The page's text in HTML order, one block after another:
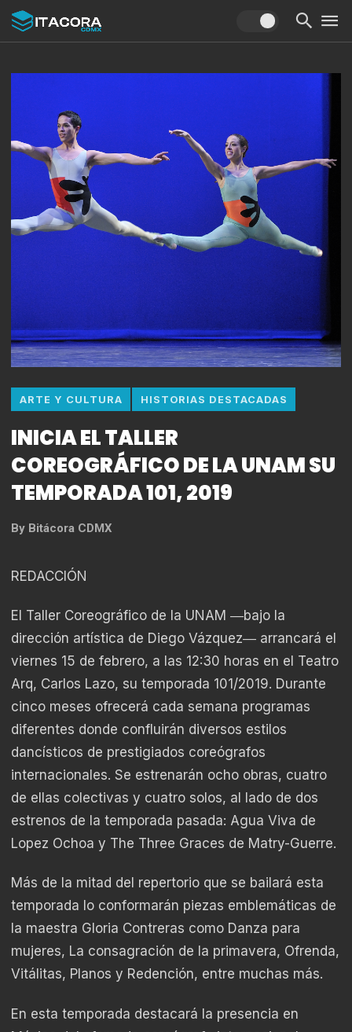
ARTE Y CULTURA HISTORIAS DESTACADAS
INICIA EL TALLER
COREOGRÁFICO DE LA UNAM SU
TEMPORADA 101, 2019
By Bitácora CDMX
REDACCIÓN
El Taller Coreográfico de la UNAM ―bajo la
dirección artística de Diego Vázquez― arrancará el
viernes 15 de febrero, a las 12:30 horas en el Teatro
Arq, Carlos Lazo, su temporada 101/2019. Durante
cinco meses ofrecerá cada semana programas
diferentes donde confluirán diversos estilos
dancísticos de prestigiados coreógrafos
internacionales. Se estrenarán ocho obras, cuatro
de ellas colectivas y cuatro solos, al lado de dos
estrenos de la temporada pasada: Agua Viva de
Lopez Ochoa y The Three Graces de Matry-Guerre.
Más de la mitad del repertorio que se bailará esta
temporada lo conformarán piezas emblemáticas de
la maestra Gloria Contreras como Danza para
mujeres, La consagración de la primavera, Ofrenda,
Vitálitas, Planos y Redención, entre muchas más.
En esta temporada destacará la presencia en